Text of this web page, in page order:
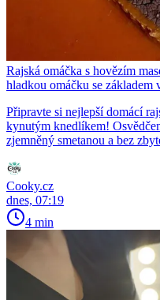
Rajská omáčka s hovězím
hladkou omáčku se základem
Připravte si nejlepší domácí
kynutým knedlíkem!
zjemněný smetanou a bez
Cooky.cz
dnes, 07:19
4 min